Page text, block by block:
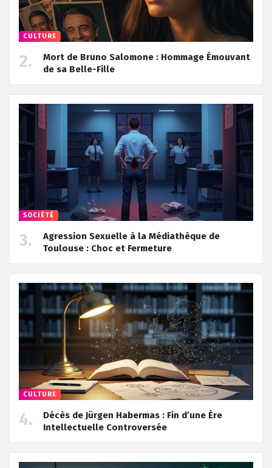
CULTURE
Mort de Bruno Salomone : Hommage Émouvant
de sa Belle-Fille
SOCIÉTÉ
Agression Sexuelle à la Médiathèque de
Toulouse : Choc et Fermeture
CULTURE
Décès de Jürgen Habermas : Fin d’une Ère
Intellectuelle Controversée